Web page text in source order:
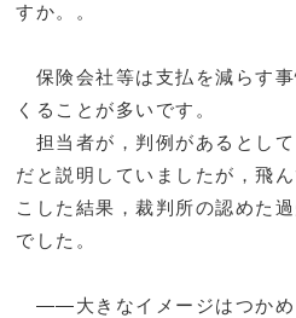
すか。。
保険会社等は支払を減らす
くることが多いです。
担当者が，判例があるとし
だと説明していましたが，飛
こした結果，裁判所の認めた
でした。
――大きなイメージはつかめ